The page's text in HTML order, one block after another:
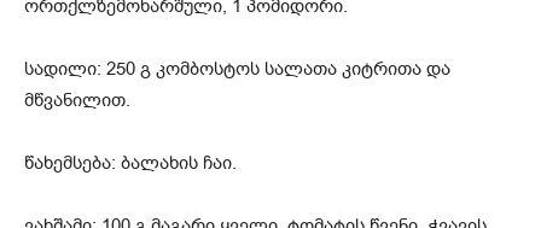
ორთქლზემოხარშული, 1 პომიდორი.
სადილი: 250 გ კომბოსტოს სალათა კიტრითა და
მწვანილით.
წახემსება: ბალახის ჩაი.